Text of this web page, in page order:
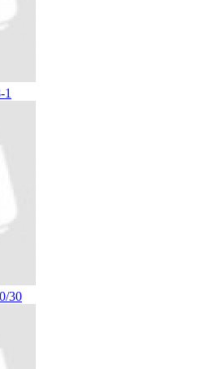
1
30